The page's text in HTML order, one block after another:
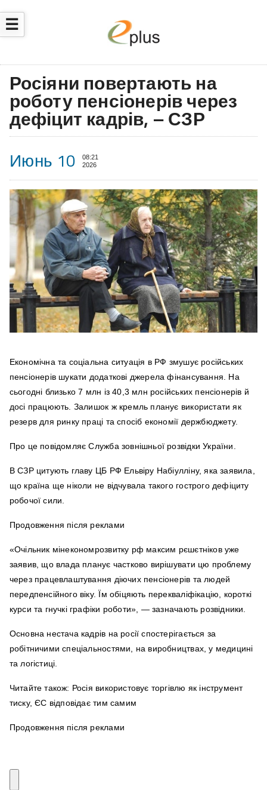
☰
Росіяни повертають на
роботу пенсіонерів через
дефіцит кадрів, – СЗР
Июнь 10
08:21
2026
Економічна та соціальна ситуація в РФ змушує російських
пенсіонерів шукати додаткові джерела фінансування. На
сьогодні близько 7 млн із 40,3 млн російських пенсіонерів й
досі працюють. Залишок ж кремль планує використати як
резерв для ринку праці та спосіб економії держбюджету.
Про це повідомляє Служба зовнішньої розвідки України.
В СЗР цитують главу ЦБ РФ Ельвіру Набіулліну, яка заявила,
що країна ще ніколи не відчувала такого гострого дефіциту
робочої сили.
Продовження після реклами
«Очільник мінекономрозвитку рф максим рєшєтніков уже
заявив, що влада планує частково вирішувати цю проблему
через працевлаштування діючих пенсіонерів та людей
передпенсійного віку. Їм обіцяють перекваліфікацію, короткі
курси та гнучкі графіки роботи», — зазначають розвідники.
Основна нестача кадрів на росії спостерігається за
робітничими спеціальностями, на виробництвах, у медицині
та логістиці.
Читайте також: Росія використовує торгівлю як інструмент
тиску, ЄС відповідає тим самим
Продовження після реклами